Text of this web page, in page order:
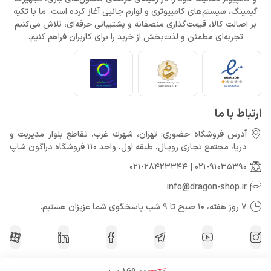
گیمینگ، سیستم‌های کامپیوتری و لوازم جانبی آغاز کرده است. ما با تکیه
بر اصالت کالا، قیمت‌گذاری منصفانه و پشتیبانی حرفه‌ای، تلاش می‌کنیم
تجربه‌ای مطمئن و لذت‌بخش از خرید را برای کاربران فراهم کنیم.
ارتباط با ما
آدرس فروشگاه حضوری: تهران، شهرك غرب، تقاطع بلوار مدیریت و
دريا، مجتمع تجارى رويـال، طبقه اول، واحد 110 فروشگاه دراگون شاپ
021-91035390
|
021-28423344
info@dragon-shop.ir
7 روز هفته، 10 صبح تا 9 شب پاسخگوی شما عزیزان هستیم.